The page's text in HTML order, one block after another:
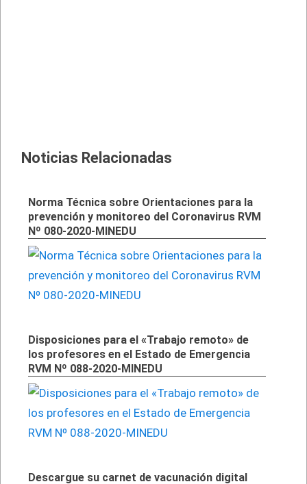
Noticias Relacionadas
Norma Técnica sobre Orientaciones para la
prevención y monitoreo del Coronavirus RVM
Nº 080-2020-MINEDU
Disposiciones para el «Trabajo remoto» de
los profesores en el Estado de Emergencia
RVM Nº 088-2020-MINEDU
Descargue su carnet de vacunación digital